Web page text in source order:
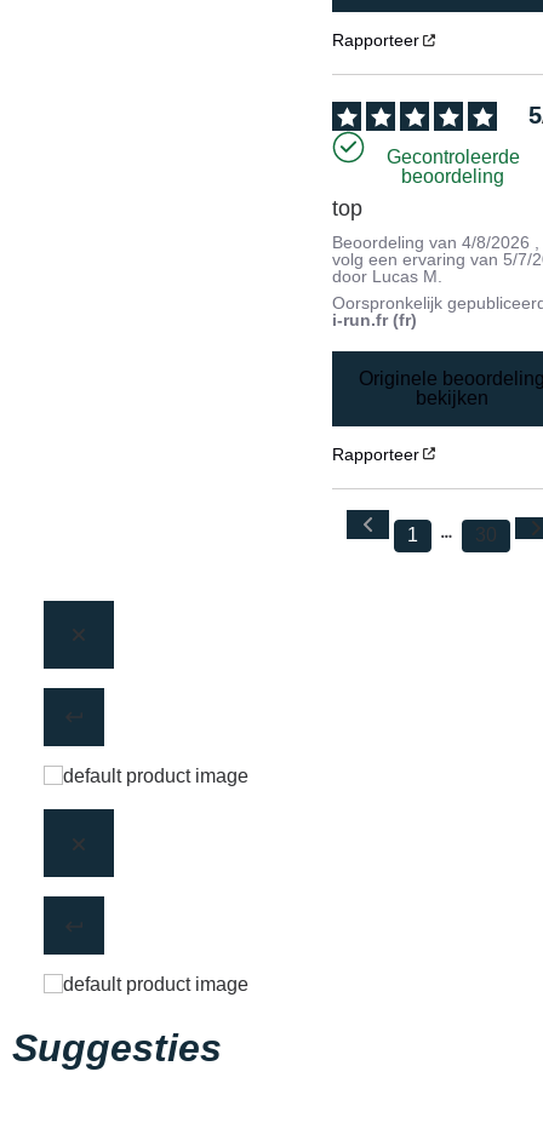
Rapporteer
5
Gecontroleerde
beoordeling
top
Beoordeling van4/8/2026 ,
volg een ervaring van 5/7/
door Lucas M.
Oorspronkelijk
i-run.fr (fr)
Originele
bekijken
Rapporteer
1 30
Suggesties